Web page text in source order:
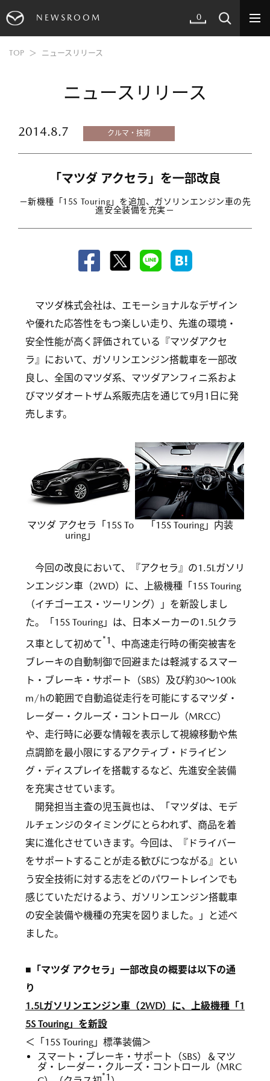
NEWSROOM 0
TOP ニュースリリース
ニュースリリース
2014.8.7 クルマ・技術
「マツダ アクセラ」を一部改良
－新機種「15S Touring」を追加、ガソリンエンジン車の先
進安全装備を充実－
マツダ株式会社は、エモーショナルなデザイン
や優れた応答性をもつ楽しい走り、先進の環境・
安全性能が高く評価されている『マツダアクセ
ラ』において、ガソリンエンジン搭載車を一部改
良し、全国のマツダ系、マツダアンフィニ系およ
びマツダオートザム系販売店を通じて9月1日に発
売します。
マツダ アクセラ「15S To
uring」
「15S Touring」内装
今回の改良において、『アクセラ』の1.5Lガソリ
ンエンジン車（2WD）に、上級機種「15S Touring
（イチゴーエス・ツーリング）」を新設しまし
た。「15S Touring」は、日本メーカーの1.5Lクラ
ス車として初めて*1 、中高速走行時の衝突被害を
ブレーキの自動制御で回避または軽減するスマー
ト・ブレーキ・サポート（SBS）及び約30～100k
m/hの範囲で自動追従走行を可能にするマツダ・
レーダー・クルーズ・コントロール（MRCC）
や、走行時に必要な情報を表示して視線移動や焦
点調節を最小限にするアクティブ・ドライビン
グ・ディスプレイを搭載するなど、先進安全装備
を充実させています。
開発担当主査の児玉眞也は、「マツダは、モデ
ルチェンジのタイミングにとらわれず、商品を着
実に進化させていきます。今回は、『ドライバー
をサポートすることが走る歓びにつながる』とい
う安全技術に対する志をどのパワートレインでも
感じていただけるよう、ガソリンエンジン搭載車
の安全装備や機種の充実を図りました。」と述べ
ました。
■「マツダ アクセラ」一部改良の概要は以下の通
り
1.5Lガソリンエンジン車（2WD）に、上級機種「1
5S Touring」を新設
＜「15S Touring」標準装備＞
スマート・ブレーキ・サポート（SBS）＆マツ
ダ・レーダー・クルーズ・コントロール（MRC
*1